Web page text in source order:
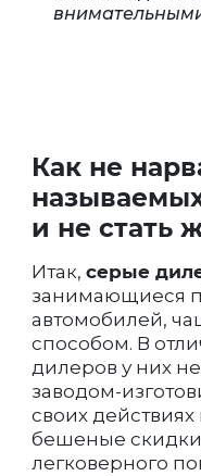
Как не
и не стать
Итак, серые
занимающиеся
автомобилей,
способом. В
дилеров у них
заводом-
своих
бешеные
легковерного